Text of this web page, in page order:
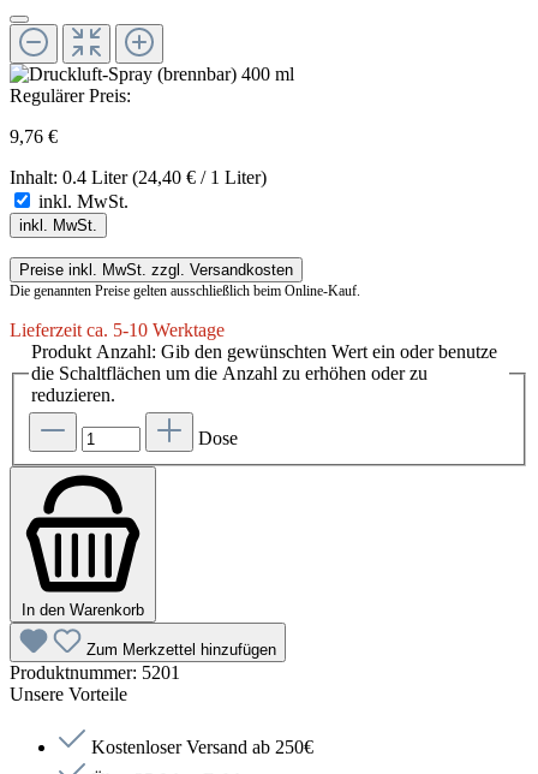
Regulärer Preis:
9,76 €
Inhalt: 0.4 Liter(24,40 € / 1 Liter)
inkl. MwSt.
inkl. MwSt.
Preise inkl. MwSt. zzgl. Versandkosten
Die genannten Preise gelten ausschließlich beim Online-Kauf.
Lieferzeit ca. 5-10 Werktage
Produkt Anzahl: Gib den gewünschten Wert ein oder benutze
die Schaltflächen um die Anzahl zu erhöhen oder zu
reduzieren.
Dose
In den Warenkorb
Zum Merkzettel hinzufügen
Produktnummer: 5201
Unsere Vorteile
Kostenloser Versand ab 250€